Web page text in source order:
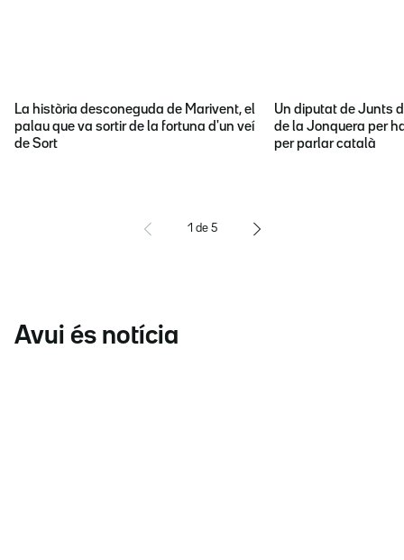
La història desconeguda de Marivent, el
palau que va sortir de la fortuna d'un veí
de Sort
Un diputat de Junts
de la Jonquera per
per parlar català
1 de 5
Avui és notícia